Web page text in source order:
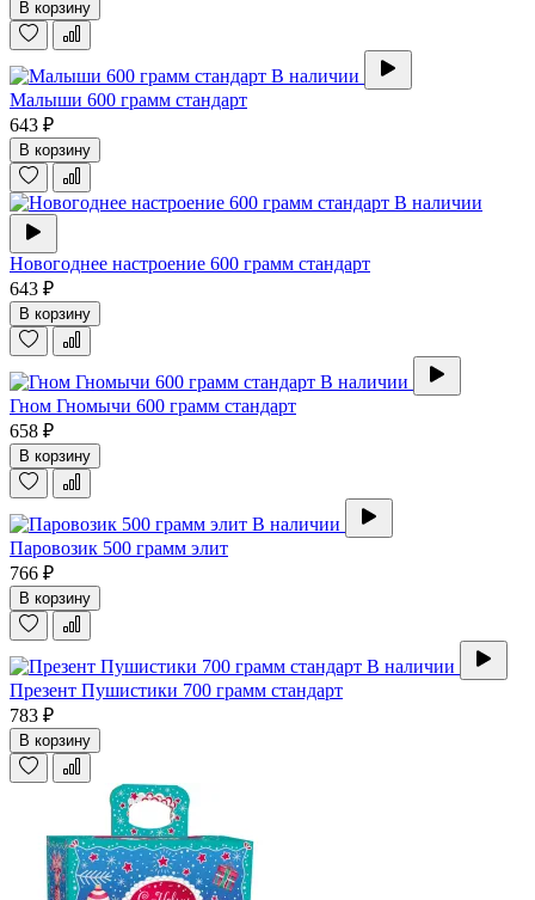
В корзину
В наличии
Малыши 600 грамм стандарт
643 ₽
В корзину
В наличии
Новогоднее настроение 600 грамм стандарт
643 ₽
В корзину
В наличии
Гном Гномычи 600 грамм стандарт
658 ₽
В корзину
В наличии
Паровозик 500 грамм элит
766 ₽
В корзину
В наличии
Презент Пушистики 700 грамм стандарт
783 ₽
В корзину